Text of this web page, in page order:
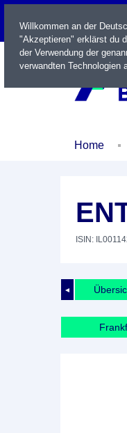
Home
ISIN:
◄
Willkommen an der
"Akzeptieren" erklärst du
der Verwendung der
verwandten Technologien